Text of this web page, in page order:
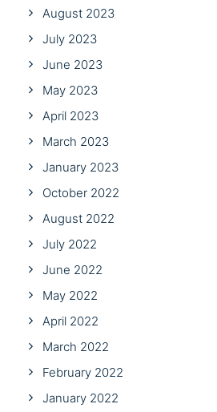
August 2023
July 2023
June 2023
May 2023
April 2023
March 2023
January 2023
October 2022
August 2022
July 2022
June 2022
May 2022
April 2022
March 2022
February 2022
January 2022